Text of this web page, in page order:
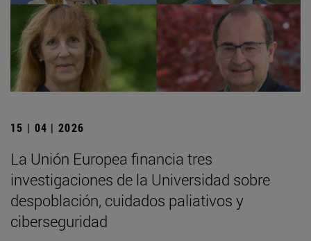
15 | 04 | 2026
La Unión Europea financia tres
investigaciones de la Universidad sobre
despoblación, cuidados paliativos y
ciberseguridad